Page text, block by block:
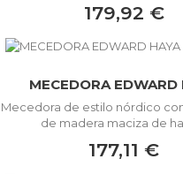
179,92 €
MECEDORA EDWARD
Mecedora de estilo nórdico
de madera maciza de
177,11 €